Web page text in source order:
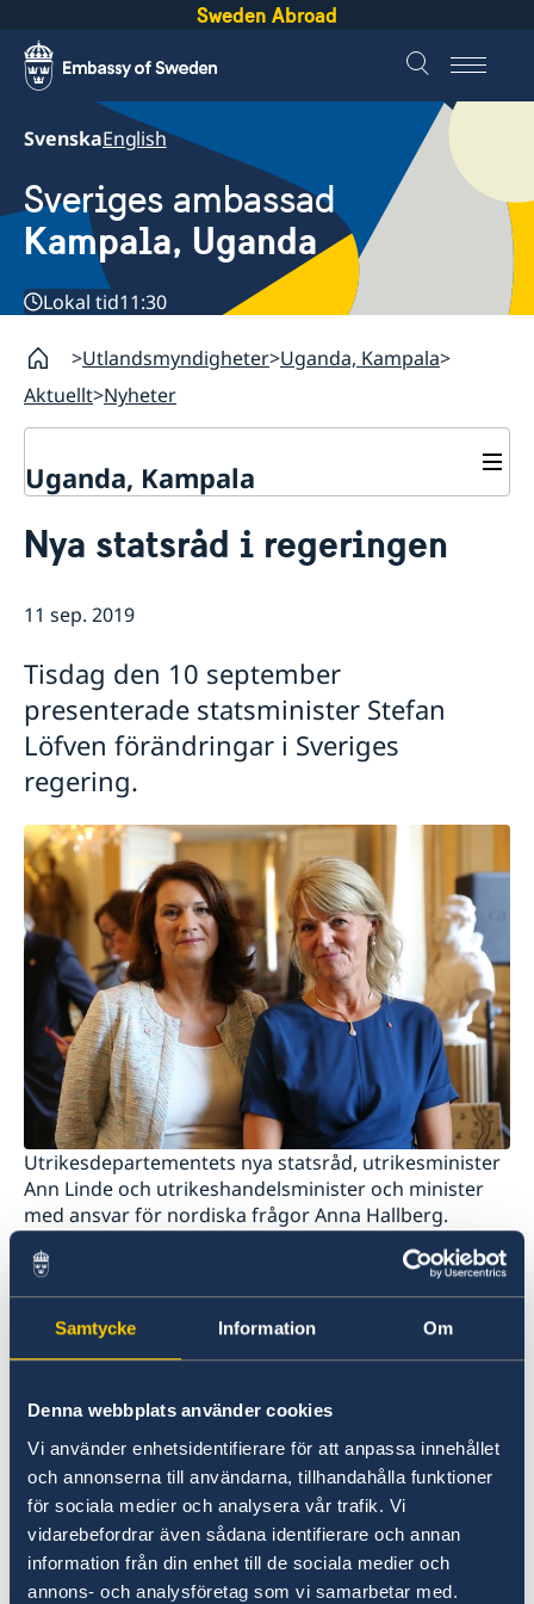
Samtycke Information Om
Denna webbplats använder cookies
Vi använder enhetsidentifierare för att anpassa innehållet
och annonserna till användarna, tillhandahålla funktioner
för sociala medier och analysera vår trafik. Vi
vidarebefordrar även sådana identifierare och annan
information från din enhet till de sociala medier och
annons- och analysföretag som vi samarbetar med.
Sweden Abroad
SvenskaEnglish
Sveriges ambassad
Kampala, Uganda
Lokal tid11:30
Utlandsmyndigheter Uganda, Kampala
Aktuellt Nyheter
Uganda, Kampala
Om oss
Praktiktjänstgöring
OSL-beskrivning
Vi är en resurs för svenska företag
Så kan du få stöd
Svenska företag i
Anmäl handelshinder
Aktuellt
Nyheter
Nya statsråd i regeringen
11 sep. 2019
Tisdag den 10 september
presenterade statsminister Stefan
Löfven förändringar i Sveriges
regering.
Utrikesdepartementets nya statsråd, utrikesminister
Ann Linde och utrikeshandelsminister och minister
med ansvar för nordiska frågor Anna Hallberg.
Utrikesdepartementet är Ann Linde.
Ny utrikeshandelsminister och minister
med ansvar för nordiska frågor är Anna
Hallberg.
Ny arbetsmarknadsminister och chef för
Arbetsmarknadsdepartementet är Eva
Nordmark.
Margot Wallström och Ylva Johansson lämnar
regeringen.